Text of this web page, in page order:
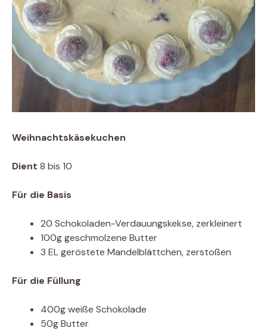
Weihnachtskäsekuchen
Dient 8 bis 10
Für die Basis
20 Schokoladen-Verdauungskekse, zerkleinert
100g geschmolzene Butter
3 EL geröstete Mandelblättchen, zerstoßen
Für die Füllung
400g weiße Schokolade
50g Butter